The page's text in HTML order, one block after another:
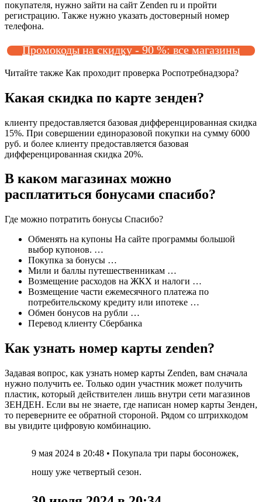
покупателя, нужно зайти на сайт Zenden ru и пройти
регистрацию. Также нужно указать достоверный номер
телефона.
Промокоды на скидку - 90 %: все магазины
Читайте также Как проходит проверка Роспотребнадзора?
Какая скидка по карте зенден?
клиенту предоставляется базовая дифференцированная скидка
15%. При совершении единоразовой покупки на сумму 6000
руб. и более клиенту предоставляется базовая
дифференцированная скидка 20%.
В каком магазинах можно
расплатиться бонусами спасибо?
Где можно потратить бонусы Спасибо?
Обменять на купоны На сайте программы большой
выбор купонов. …
Покупка за бонусы …
Мили и баллы путешественникам …
Возмещение расходов на ЖКХ и налоги …
Возмещение части ежемесячного платежа по
потребительскому кредиту или ипотеке …
Обмен бонусов на рубли …
Перевод клиенту Сбербанка
Как узнать номер карты zenden?
Задавая вопрос, как узнать номер карты Zenden, вам сначала
нужно получить ее. Только один участник может получить
пластик, который действителен лишь внутри сети магазинов
ЗЕНДЕН. Если вы не знаете, где написан номер карты Зенден,
то переверните ее обратной стороной. Рядом со штрихкодом
вы увидите цифровую комбинацию.
9 мая 2024 в 20:48 • Покупала три пары босоножек,
ношу уже четвертый сезон.